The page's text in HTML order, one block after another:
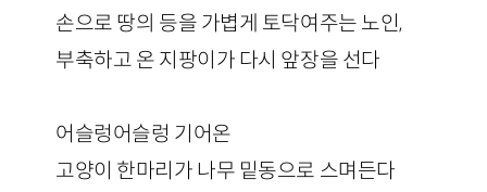
손으로 땅의 등을 가볍게 토닥여주는 노인,
부축하고 온 지팡이가 다시 앞장을 선다
어슬렁어슬렁 기어온
고양이 한마리가 나무 밑동으로 스며든다